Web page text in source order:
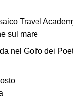
Travel
sul mare
nel Golfo dei